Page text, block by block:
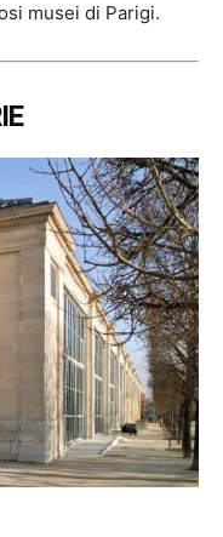
musei di Parigi.